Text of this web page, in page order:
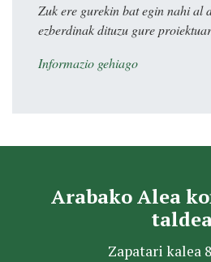
Zuk ere gurekin bat egin nahi al
ezberdinak dituzu gure
Informazio gehiago
Arabako Alea
Zapatari kalea